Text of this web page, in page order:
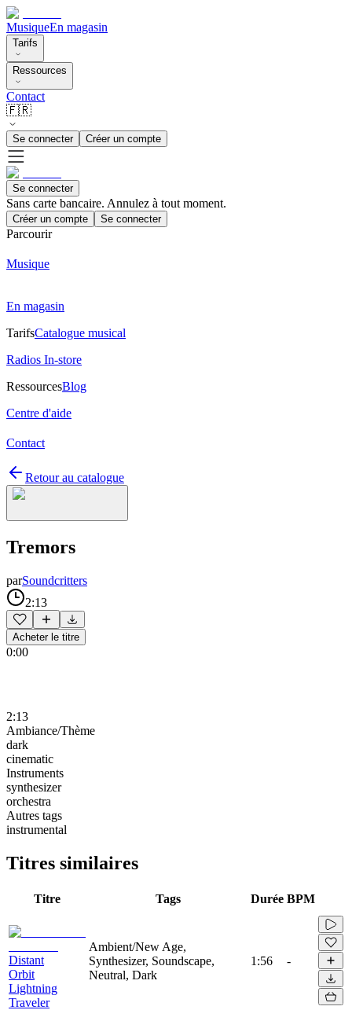
MusiqueEn magasin
Tarifs
Ressources
Contact
🇫🇷
Se connecter Créer un compte
Se connecter
Sans carte bancaire. Annulez à tout moment.
Créer un compte Se connecter
Parcourir
Musique
En magasin
TarifsCatalogue musical
Radios In-store
RessourcesBlog
Centre d'aide
Contact
Retour au catalogue
Tremors
parSoundcritters
2:13
Acheter le titre
0:00
2:13
Ambiance/Thème
dark
cinematic
Instruments
synthesizer
orchestra
Autres tags
instrumental
Titres similaires
Titre Tags Durée BPM
Distant
Orbit
Lightning
Traveler
Ambient/New Age,
Synthesizer, Soundscape,
Neutral, Dark
1:56 -